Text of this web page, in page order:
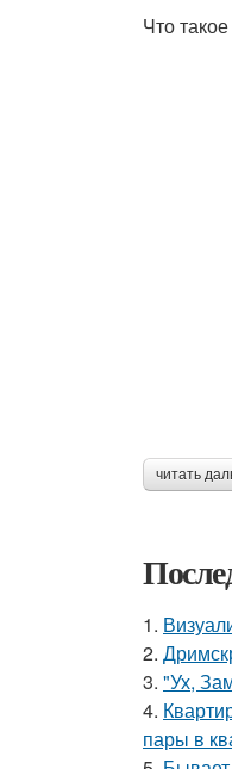
Что
читать
1.
2.
3. "Ух,
4.
пары в